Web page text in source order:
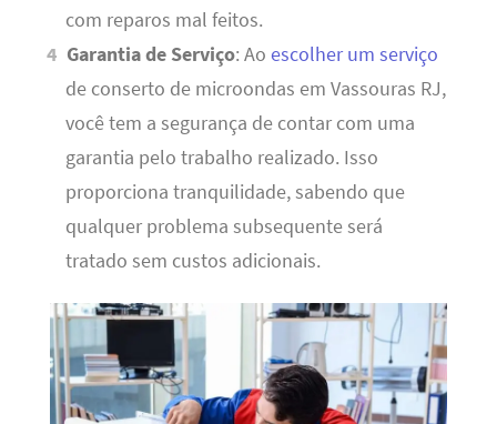
com reparos mal feitos.
Garantia de Serviço: Aoescolher um serviço
de conserto de microondas em Vassouras RJ,
você tem a segurança de contar com uma
garantia pelo trabalho realizado. Isso
proporciona tranquilidade, sabendo que
qualquer problema subsequente será
tratado sem custos adicionais.